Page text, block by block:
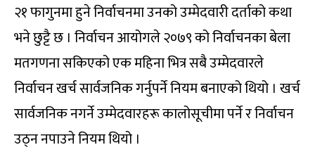
२१ फागुनमा हुने निर्वाचनमा उनको उम्मेदवारी दर्ताको कथा
भने छुट्टै छ । निर्वाचन आयोगले २०७९ को निर्वाचनका बेला
मतगणना सकिएको एक महिना भित्र सबै उम्मेदवारले
निर्वाचन खर्च सार्वजनिक गर्नुपर्ने नियम बनाएको थियो । खर्च
सार्वजनिक नगर्ने उम्मेदवारहरू कालोसूचीमा पर्ने र निर्वाचन
उठ्न नपाउने नियम थियो ।